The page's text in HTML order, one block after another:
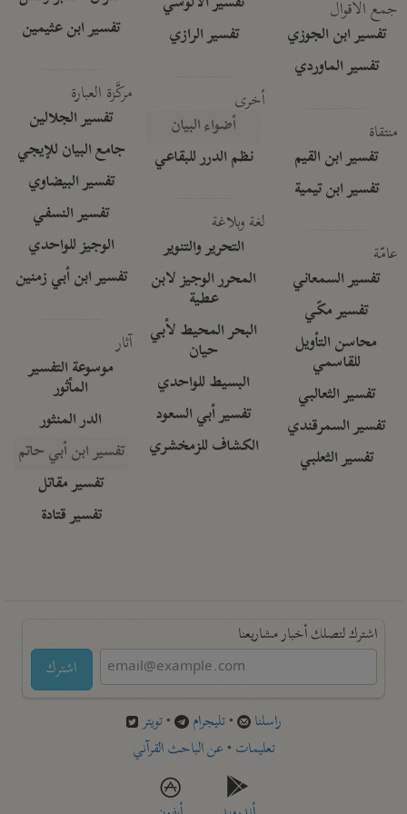
جمع الأقوال
تفسير ابن الجوزي
تفسير الماوردي
منتقاة
تفسير ابن القيم
تفسير ابن تيمية
عامّة
تفسير السمعاني
تفسير مكّي
محاسن التأويل
للقاسمي
تفسير الثعالبي
تفسير السمرقندي
تفسير الثعلبي
تفسير الرازي
أخرى
أضواء البيان
نظم الدرر للبقاعي
لغة وبلاغة
التحرير والتنوير
المحرر الوجيز لابن
عطية
البحر المحيط لأبي
حيان
البسيط للواحدي
تفسير أبي السعود
الكشاف للزمخشري
تفسير ابن عثيمين
مركَّزة العبارة
تفسير الجلالين
جامع البيان للإيجي
تفسير البيضاوي
تفسير النسفي
الوجيز للواحدي
تفسير ابن أبي زمنين
آثار
موسوعة التفسير
المأثور
الدر المنثور
تفسير ابن أبي حاتم
تفسير مقاتل
تفسير قتادة
اشترك لتصلك أخبار مشاريعنا
اشترك
راسلنا •تليجرام •تويتر
تعليمات •عن الباحث القرآني